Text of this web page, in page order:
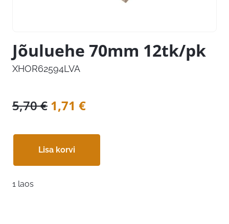
Jõuluehe 70mm 12tk/pk
XHOR62594LVA
5,70€ Algne
oli:
5,70 €.
1,71 €Praegune
on:
Lisa korvi
1 laos